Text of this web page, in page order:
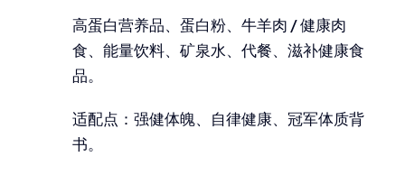
高蛋白营养品、蛋白粉、牛羊肉 / 健康肉
食、能量饮料、矿泉水、代餐、滋补健康食
品。
适配点：强健体魄、自律健康、冠军体质背
书。